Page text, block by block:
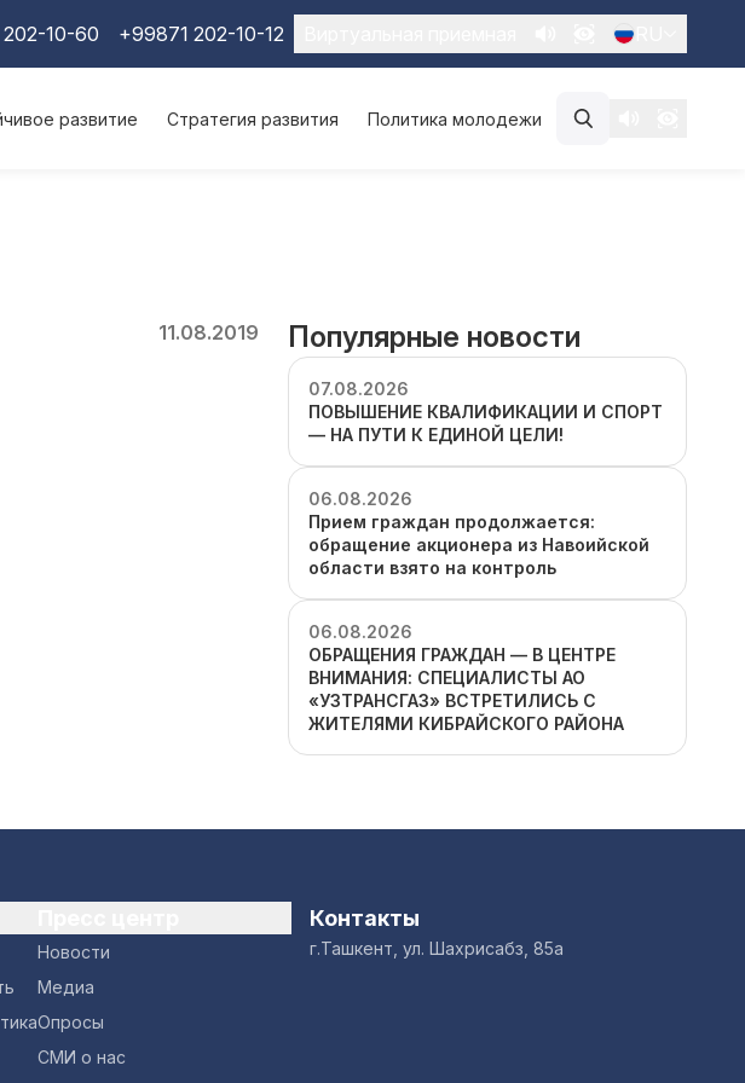
10-60 +99871 202-10-12
развитие Стратегия развития Политика молодежи
11.08.2019 Популярные новости
07.08.2026
ПОВЫШЕНИЕ КВАЛИФИКАЦИИ И СПОРТ
— НА ПУТИ К ЕДИНОЙ ЦЕЛИ!
06.08.2026
Прием граждан продолжается:
обращение акционера из Навоийской
области взято на контроль
06.08.2026
ОБРАЩЕНИЯ ГРАЖДАН — В ЦЕНТРЕ
ВНИМАНИЯ: СПЕЦИАЛИСТЫ АО
«УЗТРАНСГАЗ» ВСТРЕТИЛИСЬ С
ЖИТЕЛЯМИ КИБРАЙСКОГО РАЙОНА
Новости
Медиа
Опросы
СМИ о нас
Контакты
г.Ташкент, ул. Шахрисабз, 85а